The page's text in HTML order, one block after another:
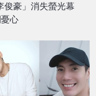
俊豪」消失螢光幕
心